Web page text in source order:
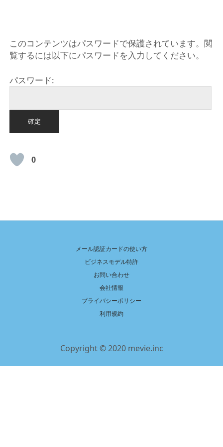
このコンテンツはパスワードで保護されています。閲
覧するには以下にパスワードを入力してください。
パスワード:
0
メール認証カードの使い方
ビジネスモデル特許
お問い合わせ
会社情報
プライバシーポリシー
利用規約
Copyright © 2020 mevie.inc